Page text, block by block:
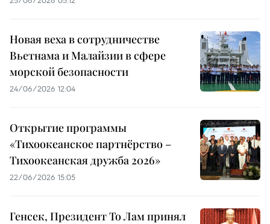
Новая веха в сотрудничестве
Вьетнама и Малайзии в сфере
морской безопасности
24/06/2026 12:04
Открытие программы
«Тихоокеанское партнёрство –
Тихоокеанская дружба 2026»
22/06/2026 15:05
Генсек, Президент То Лам принял